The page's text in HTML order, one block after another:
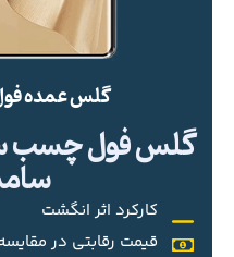
گلس عمده
گلس فول چسب
کارکرد اثر انگشت
قیمت رقابتی در